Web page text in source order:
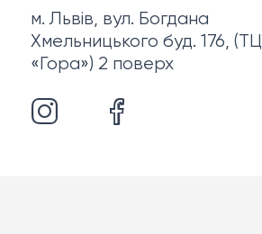
м. Львів, вул. Богдана
Хмельницького буд. 176, (ТЦ
«Гора») 2 поверх